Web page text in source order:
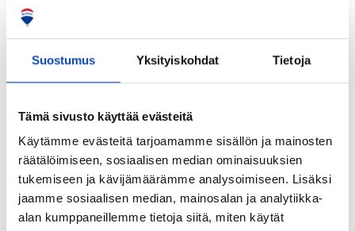
Suostumus Yksityiskohdat Tietoja
Tämä sivusto käyttää evästeitä
Käytämme evästeitä tarjoamamme sisällön ja mainosten
räätälöimiseen, sosiaalisen median ominaisuuksien
tukemiseen ja kävijämäärämme analysoimiseen. Lisäksi
jaamme sosiaalisen median, mainosalan ja analytiikka-
alan kumppaneillemme tietoja siitä, miten käytät
Apua myös asunnon ostoon
Sopivan kodin tai vaikkapa sijoitusasunnon
osaavan välittäjän auttaa asunnon ostossa?
Kerron mielellämme lisää REMAX Easy -
ostotoimeksiannosta ja muista palveluistamme
asunnon ostajille.